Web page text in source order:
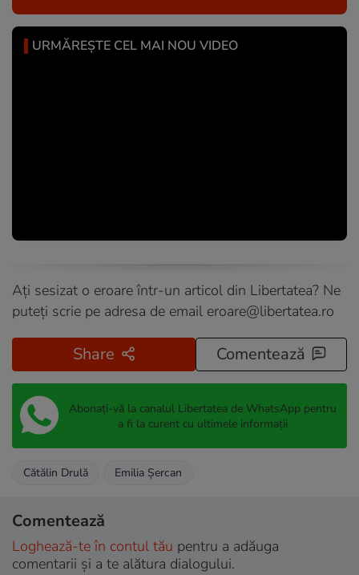
URMĂREȘTE CEL MAI NOU VIDEO
Ați sesizat o eroare într-un articol din Libertatea? Ne
puteți scrie pe adresa de email eroare@libertatea.ro
Share Comentează
Abonați-vă la canalul Libertatea de WhatsApp pentru
a fi la curent cu ultimele informații
Cătălin Drulă Emilia Şercan
Comentează
Loghează-te în contul tău pentru a adăuga
comentarii și a te alătura dialogului.